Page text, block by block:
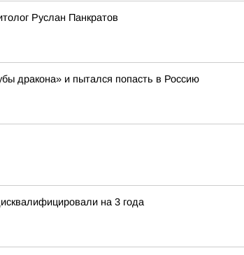
Руслан Панкратов
дракона» и пытался попасть в Россию
на 3 года